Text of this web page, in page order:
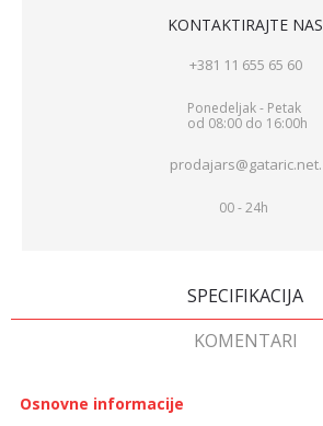
KONTAKTIRAJTE NAS
+381 11 655 65 60
Ponedeljak - Petak
od 08:00 do 16:00h
prodajars@gataric.net.
00 - 24h
SPECIFIKACIJA
KOMENTARI
Osnovne informacije